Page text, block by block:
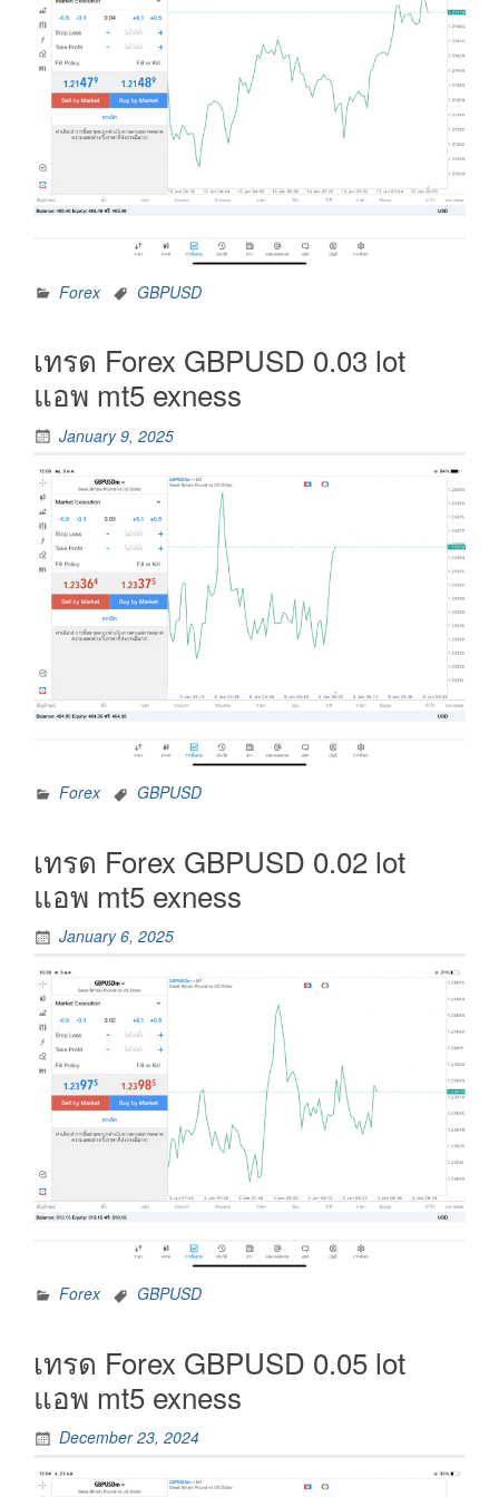
Forex GBPUSD
เทรด Forex GBPUSD 0.03 lot
แอพ mt5 exness
January 9, 2025
Forex GBPUSD
เทรด Forex GBPUSD 0.02 lot
แอพ mt5 exness
January 6, 2025
Forex GBPUSD
เทรด Forex GBPUSD 0.05 lot
แอพ mt5 exness
December 23, 2024